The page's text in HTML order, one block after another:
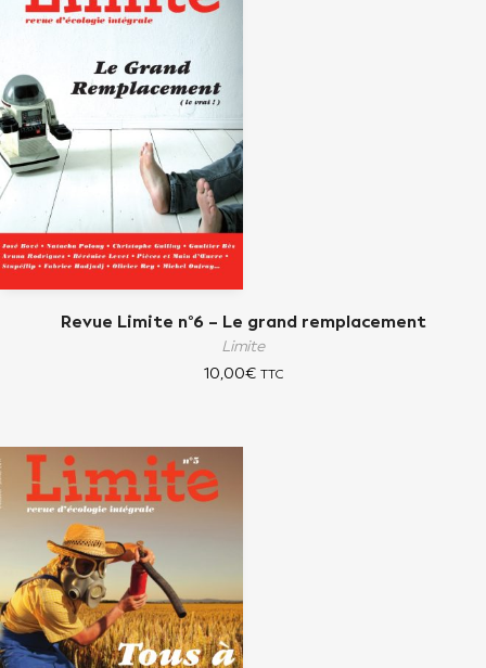
Revue Limite n°6 – Le grand remplacement
Limite
10,00€ TTC